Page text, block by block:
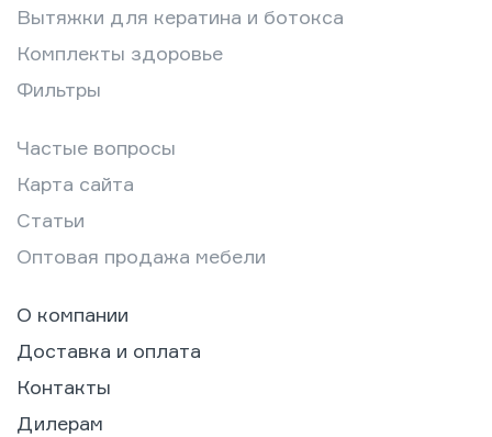
Вытяжки для кератина и ботокса
Комплекты здоровье
Фильтры
Частые вопросы
Карта сайта
Статьи
Оптовая продажа мебели
О компании
Доставка и оплата
Контакты
Дилерам